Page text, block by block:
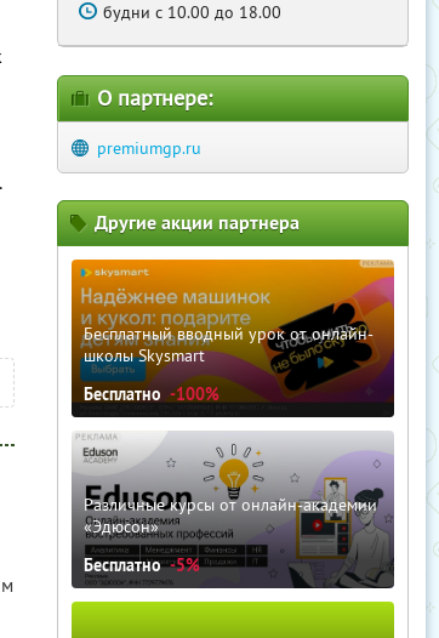
будни с 10.00 до 18.00
О партнере:
premiumgp.ru
Другие акции партнера
Бесплатный вводный урок от онлайн-
школы Skysmart
Бесплатно -100%
Различные курсы от онлайн-академии
«Эдюсон»
Бесплатно -5%